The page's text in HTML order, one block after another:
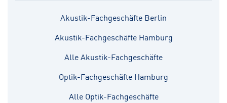
Akustik-Fachgeschäfte Berlin
Akustik-Fachgeschäfte Hamburg
Alle Akustik-Fachgeschäfte
Optik-Fachgeschäfte Hamburg
Alle Optik-Fachgeschäfte